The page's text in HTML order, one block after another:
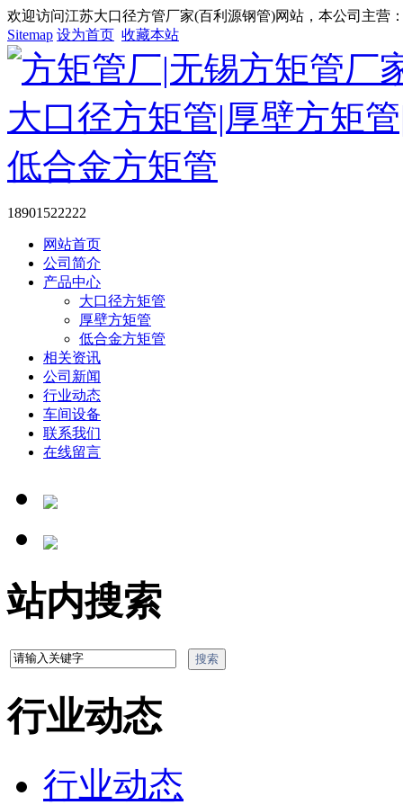
欢迎访问江苏大口径方管厂家(百利源钢管)网站，本公司主营
Sitemap 设为首页 收藏本站
18901522222
网站首页
公司简介
产品中心
大口径方矩管
厚壁方矩管
低合金方矩管
相关资讯
公司新闻
行业动态
车间设备
联系我们
在线留言
站内搜索
行业动态
行业动态